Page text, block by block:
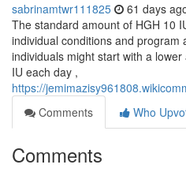
sabrinamtwr111825 61 days
The standard amount of HGH 10
individual conditions and program
individuals might start with a
IU each day ,
https://
Comments
Who
Comments